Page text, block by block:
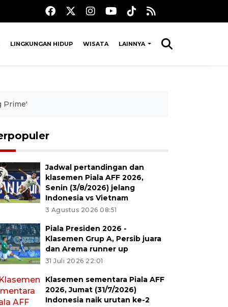
LINGKUNGAN HIDUP WISATA LAINNYA
Prime'
Jadwal pertandingan dan
klasemen Piala AFF 2026,
Senin (3/8/2026) jelang
Indonesia vs Vietnam
3 Agustus 2026 08:51
Piala Presiden 2026 -
Klasemen Grup A, Persib juara
dan Arema runner up
31 Juli 2026 22:01
Klasemen sementara Piala AFF
2026, Jumat (31/7/2026)
Indonesia naik urutan ke-2